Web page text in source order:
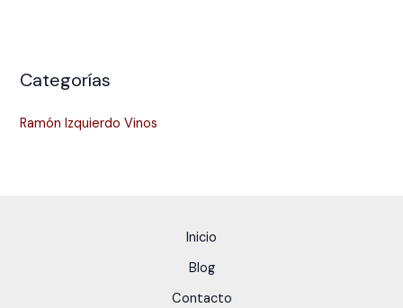
Categorías
Ramón Izquierdo Vinos
Inicio
Blog
Contacto